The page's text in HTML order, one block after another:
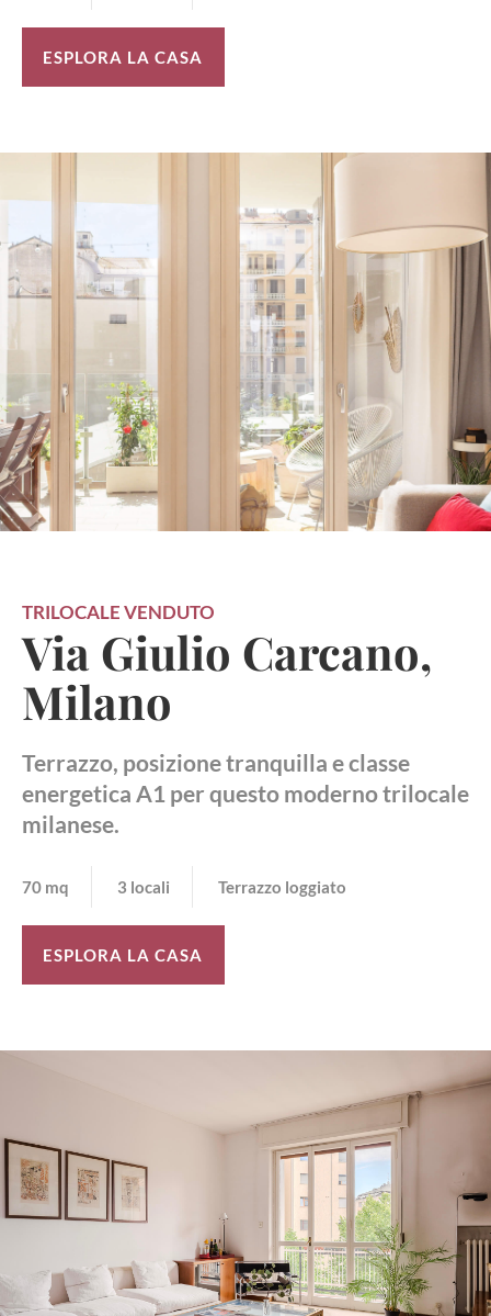
ESPLORA LA CASA
TRILOCALEVENDUTO
Via Giulio Carcano,
Milano
Terrazzo, posizione tranquilla e classe
energetica A1 per questo moderno trilocale
milanese.
70 mq 3 locali Terrazzo loggiato
ESPLORA LA CASA